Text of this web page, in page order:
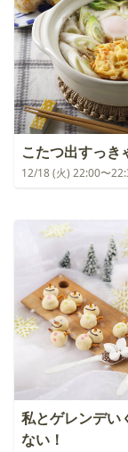
こたつ出すっき
12/18 (火) 22:00〜
私とゲレンデい
ない！